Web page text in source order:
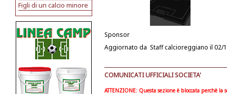
Figli di un calcio minore
Sponsor
Aggiornato da Staff calcioreggiano il 02/
COMUNICATI UFFICIALI SOCIETA'
ATTENZIONE: Questa sezione è bloccata perchè